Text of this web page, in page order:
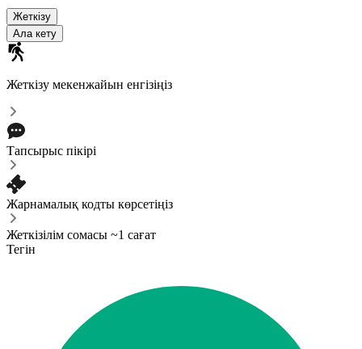
Жеткізу
Ала кету
Жеткізу мекенжайын енгізіңіз
Тапсырыс пікірі
Жарнамалық кодты көрсетіңіз
Жеткізілім сомасы ~1 сағат
Тегін